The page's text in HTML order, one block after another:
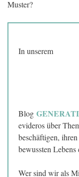
Muster?
In unserem
Blog
evideros über
beschäftigen,
bewussten Lebens
Wer sind wir als